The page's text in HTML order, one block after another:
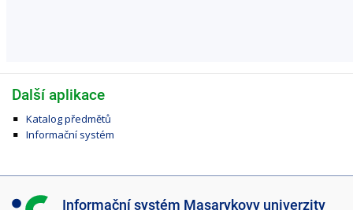
Další aplikace
Katalog předmětů
Informační systém
I Informační systém Masarykovy univerzity